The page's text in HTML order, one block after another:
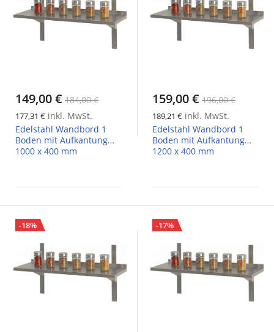
149,00 € 184,00 €
177,31 € inkl. MwSt.
Edelstahl Wandbord 1
Boden mit Aufkantung
1000 x 400 mm
159,00 € 196,00 €
189,21 € inkl. MwSt.
Edelstahl Wandbord 1
Boden mit Aufkantung
1200 x 400 mm
-18% -17%